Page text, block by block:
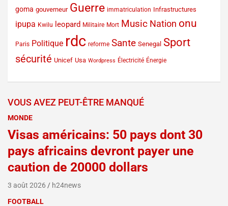
goma gouverneur Guerre immatriculation Infrastructures
ipupa Kwilu leopard Militaire Mort Music Nation onu
Paris Politique rdc reforme Sante Senegal Sport
sécurité Unicef Usa Wordpress Électricité Énergie
VOUS AVEZ PEUT-ÊTRE MANQUÉ
MONDE
Visas américains: 50 pays dont 30
pays africains devront payer une
caution de 20000 dollars
3 août 2026
h24news
FOOTBALL